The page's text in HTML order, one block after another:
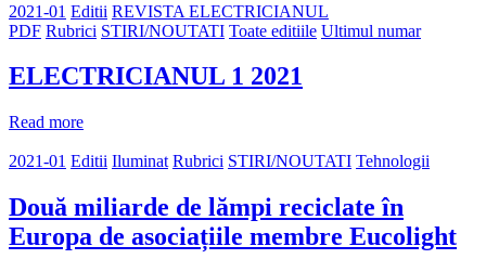
2021-01 Editii REVISTA ELECTRICIANUL
PDF Rubrici STIRI/NOUTATI Toate editiile Ultimul numar
ELECTRICIANUL 1 2021
Read more
2021-01 Editii Iluminat Rubrici STIRI/NOUTATI Tehnologii
Două miliarde de lămpi reciclate în
Europa de asociațiile membre Eucolight